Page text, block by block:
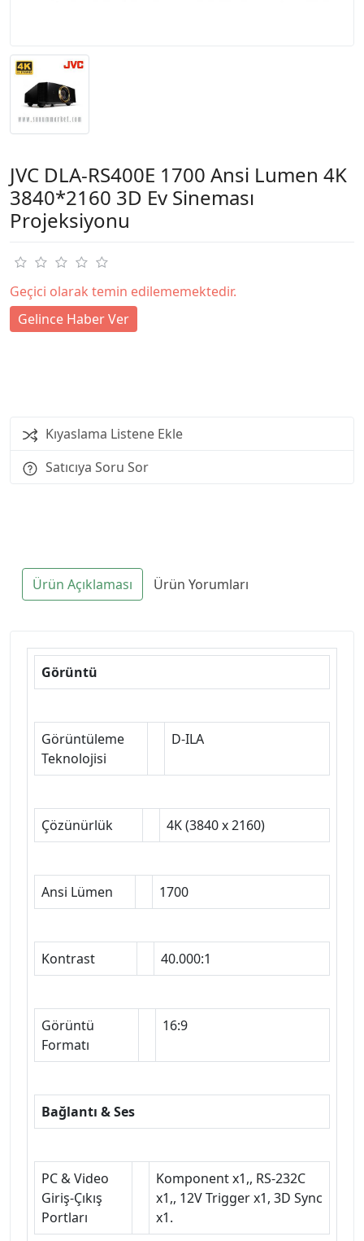
JVC DLA-RS400E 1700 Ansi Lumen 4K
3840*2160 3D Ev Sineması
Projeksiyonu
Geçici olarak temin edilememektedir.
Gelince Haber Ver
Kıyaslama Listene Ekle
Satıcıya Soru Sor
Ürün Açıklaması Ürün Yorumları
Görüntü
Görüntüleme
Teknolojisi
D-ILA
Çözünürlük 4K (3840 x 2160)
Ansi Lümen 1700
Kontrast 40.000:1
Görüntü
Formatı
16:9
Bağlantı & Ses
PC & Video
Giriş-Çıkış
Portları
Komponent x1,, RS-232C
x1,, 12V Trigger x1, 3D Sync
x1.